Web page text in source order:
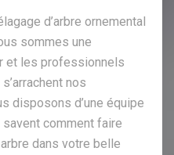
d’arbre ornemental
sommes une
et les professionnels
nos
disposons d’une équipe
savent comment faire
dans votre belle